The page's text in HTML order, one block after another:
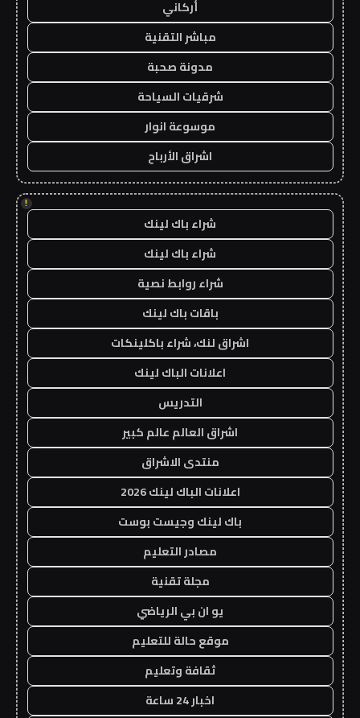
أركاني
مباشر التقنية
مدونة صحبة
شرقيات السياحة
موسوعة انوار
اشراق الأرباح
!
شراء باك لينك
شراء باك لينك
شراء روابط نصية
باقات باك لينك
اشراق لنك، شراء باكلينكات
اعلانات الباك لينك
التدريس
اشراق العالم عالم كبير
منتدى الاشراق
اعلانات الباك لينك 2026
باك لينك وجيست بوست
مصادر التعليم
مجلة تقنية
يو ان بي الرياضي
موقع حالة للتعليم
ثقافة وتعليم
اخبار 24 ساعة